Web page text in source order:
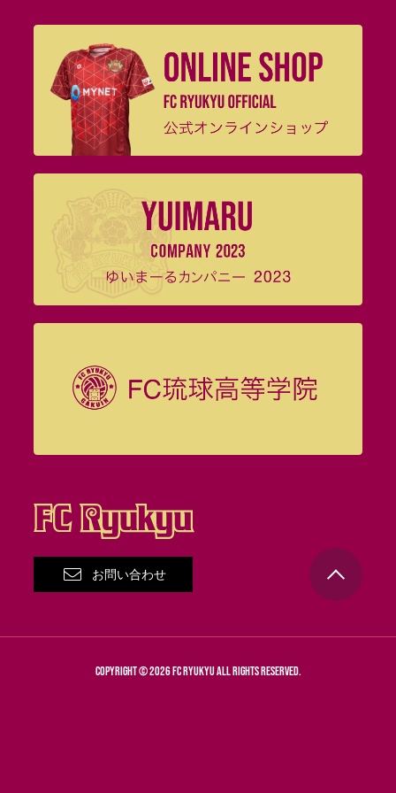
お問い合わせ
COPYRIGHT © 2026 FC RYUKYU ALL RIGHTS RESERVED.